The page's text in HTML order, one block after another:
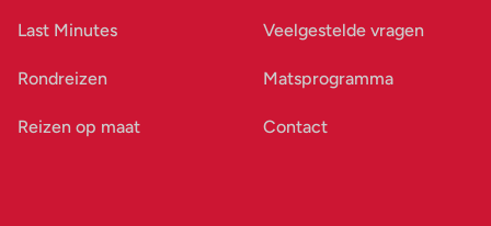
Last Minutes
Rondreizen
Reizen op maat
Veelgestelde vragen
Matsprogramma
Contact